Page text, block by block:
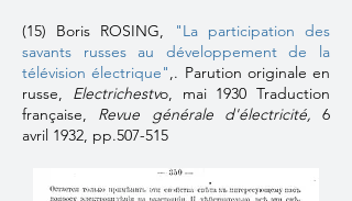
(15) Boris ROSING,
"La participation des
savants russes au développement de la
télévision électrique",. Parution originale en
russe, Electrichestvo, mai 1930 Traduction
française, Revue générale d'électricité, 6
avril 1932, pp.507-515